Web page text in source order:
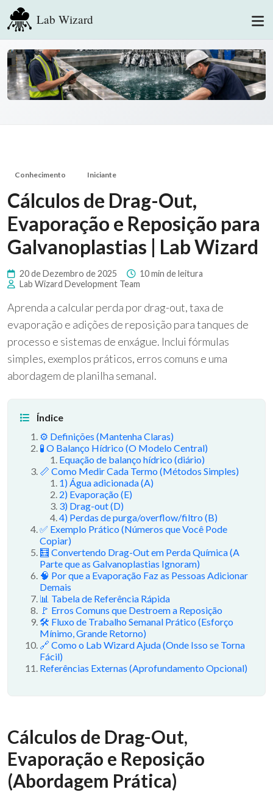
Lab Wizard
Conhecimento Iniciante
Cálculos de Drag-Out,
Evaporação e Reposição para
Galvanoplastias | Lab Wizard
20 de Dezembro de 2025
10 min de leitura
Lab Wizard Development Team
Aprenda a calcular perda por drag-out, taxa de
evaporação e adições de reposição para tanques de
processo e sistemas de enxágue. Inclui fórmulas
simples, exemplos práticos, erros comuns e uma
abordagem de planilha semanal.
Índice
⚙️ Definições (Mantenha Claras)
🧪 O Balanço Hídrico (O Modelo Central)
Equação de balanço hídrico (diário)
📏 Como Medir Cada Termo (Métodos Simples)
1) Água adicionada (A)
2) Evaporação (E)
3) Drag-out (D)
4) Perdas de purga/overflow/filtro (B)
✅ Exemplo Prático (Números que Você Pode
Copiar)
🧮 Convertendo Drag-Out em Perda Química (A
Parte que as Galvanoplastias Ignoram)
🧠 Por que a Evaporação Faz as Pessoas Adicionar
Demais
📊 Tabela de Referência Rápida
🚩 Erros Comuns que Destroem a Reposição
🛠 Fluxo de Trabalho Semanal Prático (Esforço
Mínimo, Grande Retorno)
🔗 Como o Lab Wizard Ajuda (Onde Isso se Torna
Fácil)
Referências Externas (Aprofundamento Opcional)
Cálculos de Drag-Out,
Evaporação e Reposição
(Abordagem Prática)